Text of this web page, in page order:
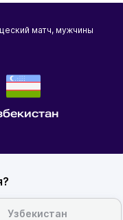
матч, мужчины
Узбекистан